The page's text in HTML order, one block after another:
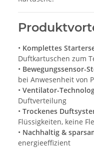
• Komplettes
Duftkartuschen zum
• Bewegungssensor-
bei Anwesenheit von
• Ventilator-
Duftverteilung
• Trockenes
Flüssigkeiten, keine
• Nachhaltig &
energieeffizient